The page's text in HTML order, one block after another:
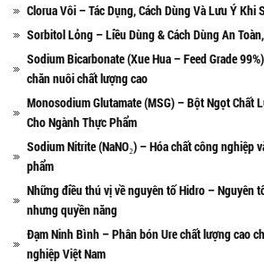
Clorua Vôi – Tác Dụng, Cách Dùng Và Lưu Ý Khi
Sorbitol Lỏng – Liều Dùng & Cách Dùng An
Sodium Bicarbonate (Xue Hua – Feed Grade
chăn nuôi chất lượng cao
Monosodium Glutamate (MSG) – Bột Ngọt Chất
Cho Ngành Thực Phẩm
Sodium Nitrite (NaNO₂) – Hóa chất công nghiệp
phẩm
Những điều thú vị về nguyên tố Hidro – Nguyên
nhưng quyền năng
Đạm Ninh Bình – Phân bón Ure chất lượng cao
nghiệp Việt Nam